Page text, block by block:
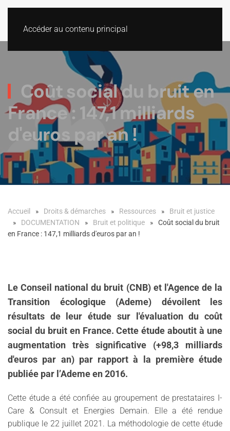
Accéder au contenu principal
Coût social du bruit en
France : 147,1 milliards
d'euros par an !
Accueil Droits & démarches Ressources
Bruit et justice
DOCUMENTATION
Bruit et politique
Coût social du bruit
en France : 147,1 milliards d'euros par an !
Le Conseil national du bruit (CNB) et l'Agence de la
Transition écologique (Ademe) dévoilent les
résultats de leur étude sur l'évaluation du coût
social du bruit en France. Cette étude aboutit à une
augmentation très significative (+98,3 milliards
d'euros par an) par rapport à la première étude
publiée par l’Ademe en 2016.
Cette étude a été confiée au groupement de prestataires I-
Care & Consult et Energies Demain. Elle a été rendue
publique le 22 juillet 2021. La méthodologie de cette étude